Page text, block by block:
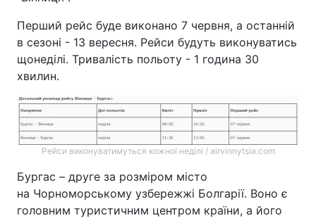
Перший рейс буде виконано 7 червня, а останній
в сезоні - 13 вересня. Рейси будуть виконуватись
щонеділі. Тривалість польоту - 1 година 30
хвилин.
Рейси виконуватимуться кожної неділі / airvinnytsia.com
Бургас – друге за розміром місто
на Чорноморському узбережжі Болгарії. Воно є
головним туристичним центром країни, а його